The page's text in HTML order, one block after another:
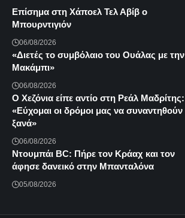
Επίσημα στη Χάποελ Τελ Αβίβ ο
Μπουρντιγιόν
06/08/2026
«Διετές το συμβόλαιο του Ουάλας με την
Μακάμπι»
06/08/2026
Ο Χεζόνια είπε αντίο στη Ρεάλ Μαδρίτης:
«Εύχομαι οι δρόμοι μας να συναντηθούν
ξανά»
06/08/2026
Ντουμπάι BC: Πήρε τον Κράαχ και τον
άφησε δανεικό στην Μπανταλόνα
05/08/2026